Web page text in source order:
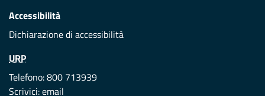
Accessibilità
Dichiarazione di accessibilità
URP
Telefono: 800 713939
Scrivici:email